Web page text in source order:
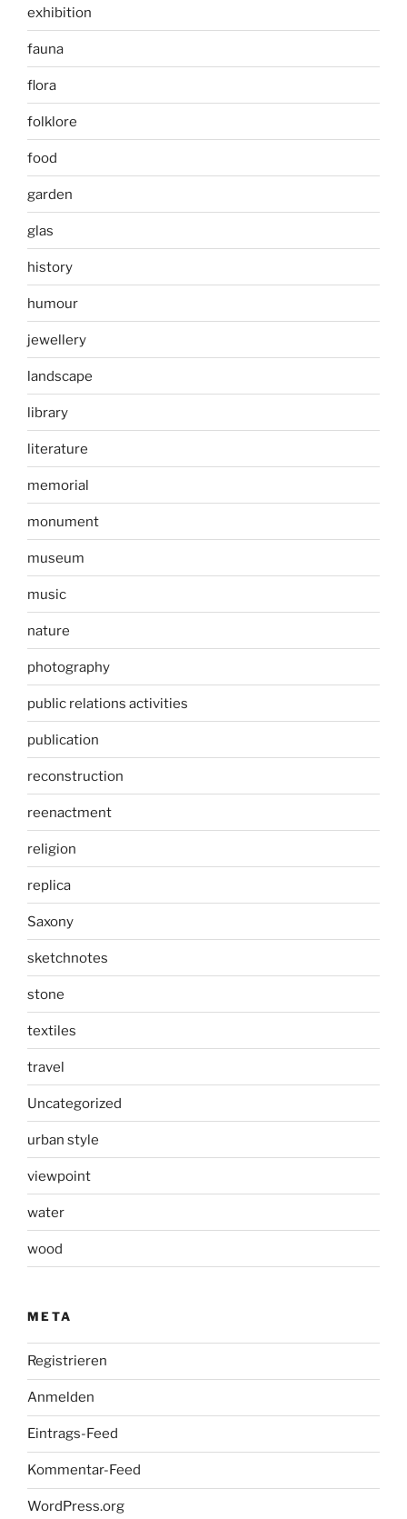
exhibition
fauna
flora
folklore
food
garden
glas
history
humour
jewellery
landscape
library
literature
memorial
monument
museum
music
nature
photography
public relations activities
publication
reconstruction
reenactment
religion
replica
Saxony
sketchnotes
stone
textiles
travel
Uncategorized
urban style
viewpoint
water
wood
META
Registrieren
Anmelden
Eintrags-Feed
Kommentar-Feed
WordPress.org